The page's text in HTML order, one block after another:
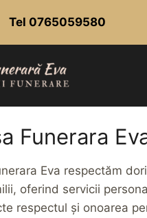
Tel 0765059580
Funerara
Eva respectăm
oferind servicii
respectul și onoarea